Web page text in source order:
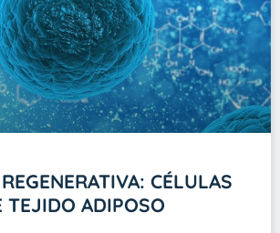
CÉLULAS
TEJIDO ADIPOSO